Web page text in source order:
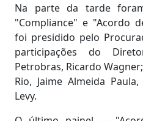
Na parte da tarde
"Compliance" e "Acordo
foi presidido pelo
participações do
Petrobras, Ricardo
Rio, Jaime Almeida
Levy.